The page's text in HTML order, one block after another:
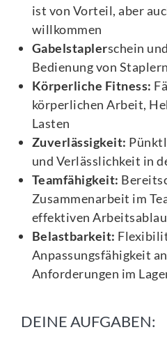
ist von Vorteil, aber
willkommen
Gabelstaplerschein
Bedienung von
Körperliche Fitness:
körperlichen Arbeit,
Lasten
Zuverlässigkeit:
und Verlässlichkeit in
Teamfähigkeit:
Zusammenarbeit im
effektiven
Belastbarkeit:
Anpassungsfähigkeit
Anforderungen im
DEINE AUFGABEN: